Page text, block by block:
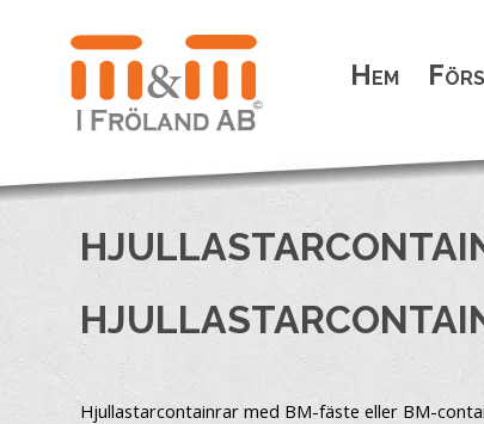
Hem
Hjullastarcontainrar med BM-fäste eller BM-